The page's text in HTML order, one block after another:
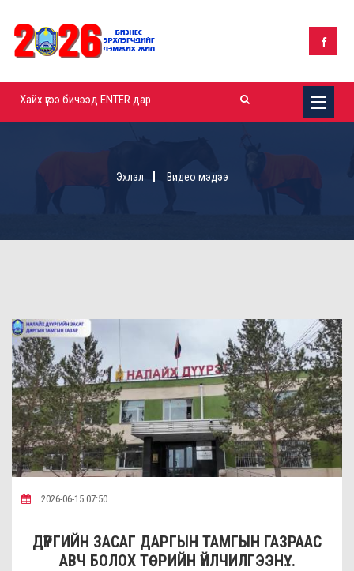
Эхлэл Видео мэдээ
2026-06-15 07:50
ДҮҮРГИЙН ЗАСАГ ДАРГЫН ТАМГЫН ГАЗРААС
АВЧ БОЛОХ ТӨРИЙН ҮЙЛЧИЛГЭЭНҮ...